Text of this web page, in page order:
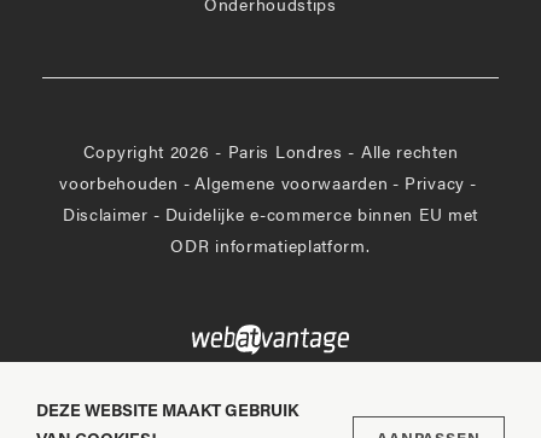
Onderhoudstips
Copyright 2026 - Paris Londres - Alle rechten
voorbehouden - Algemene voorwaarden - Privacy -
Disclaimer - Duidelijke e-commerce binnen EU met
ODR informatieplatform.
DEZE WEBSITE MAAKT GEBRUIK